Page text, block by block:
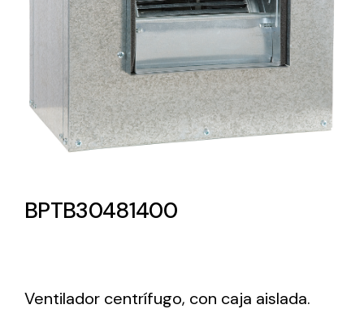
Lighting and Electrical
Equipment
Complete solutions in lighting and electrical
material for each project and need
ventilación industriales
BPTB30481400
Ventilador centrífugo, con caja aislada.